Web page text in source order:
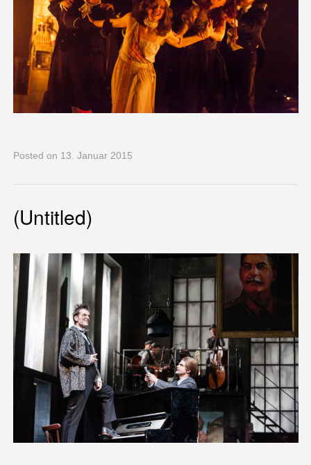
Posted on 13. Januar 2015
(Untitled)